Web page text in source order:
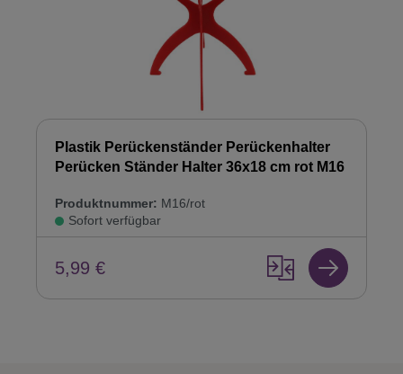
Plastik Perückenständer Perückenhalter
Perücken Ständer Halter 36x18 cm rot M16
Produktnummer: M16/rot
Sofort verfügbar
5,99 €